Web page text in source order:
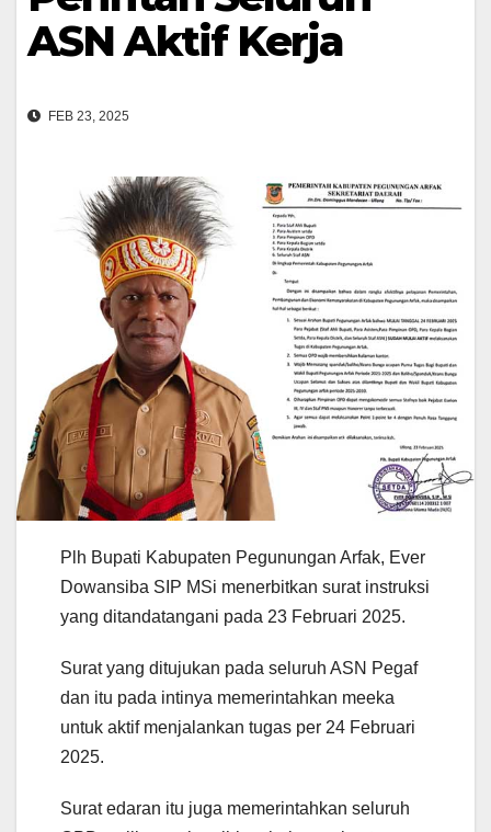
ASN Aktif Kerja
FEB 23, 2025
Plh Bupati Kabupaten Pegunungan Arfak, Ever
Dowansiba SIP MSi menerbitkan surat instruksi
yang ditandatangani pada 23 Februari 2025.
Surat yang ditujukan pada seluruh ASN Pegaf
dan itu pada intinya memerintahkan meeka
untuk aktif menjalankan tugas per 24 Februari
2025.
Surat edaran itu juga memerintahkan seluruh